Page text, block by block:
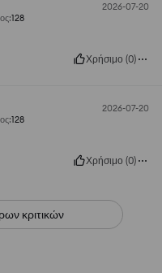
2026-07-20
:128
Χρήσιμο (0)
2026-07-20
:128
Χρήσιμο (0)
κριτικών